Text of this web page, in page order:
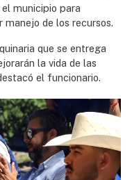
municipio para
de los recursos.
que se entrega
la vida de las
el funcionario.